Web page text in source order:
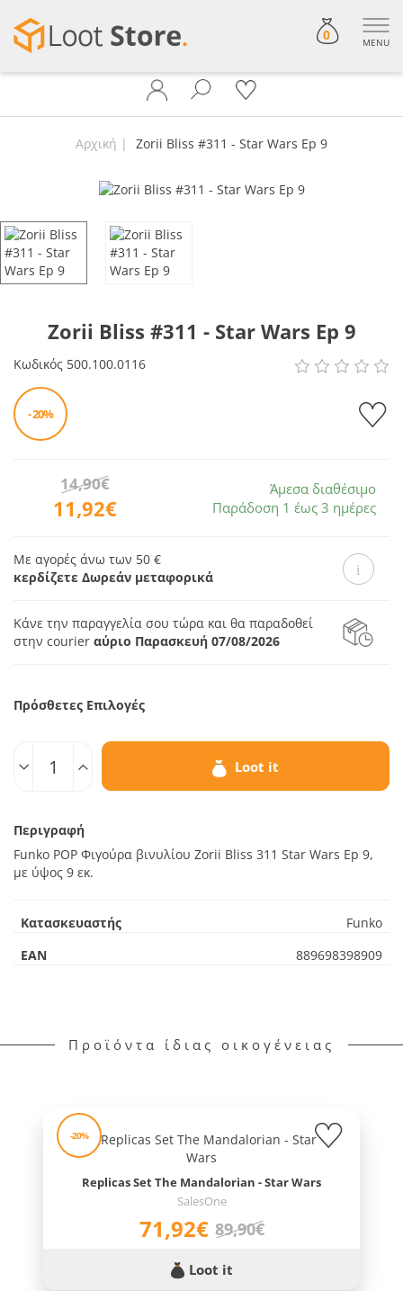
0 MENU
Αρχική Zorii Bliss #311 - Star Wars Ep 9
Zorii Bliss #311 - Star Wars Ep 9
Κωδικός 500.100.0116
- 20%
11,92€
14,90€
Άμεσα διαθέσιμο
Παράδοση 1 έως 3 ημέρες
Με αγορές άνω των 50 €
κερδίζετε Δωρεάν μεταφορικά
Κάνε την παραγγελία σου τώρα και θα παραδοθεί
στην courier αύριο Παρασκευή 07/08/2026
Πρόσθετες Επιλογές
Loot it
Περιγραφή
Funko POP Φιγούρα βινυλίου Zorii Bliss 311 Star Wars Ep 9,
με ύψος 9 εκ.
Κατασκευαστής
Funko
EAN
889698398909
Προϊόντα ίδιας οικογένειας
-20%
Replicas Set The Mandalorian - Star Wars
SalesOne
71,92€ 89,90€
Loot it